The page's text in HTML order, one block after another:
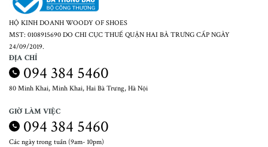
HỘ KINH DOANH WOODY OF SHOES
MST: 0108915690 DO CHI CỤC THUẾ QUẬN HAI BÀ TRƯNG CẤP NGÀY
24/09/2019.
ĐỊA CHỈ
094 384 5460
80 Minh Khai, Minh Khai, Hai Bà Trưng, Hà Nội
GIỜ LÀM VIỆC
094 384 5460
Các ngày trong tuần (9am- 10pm)